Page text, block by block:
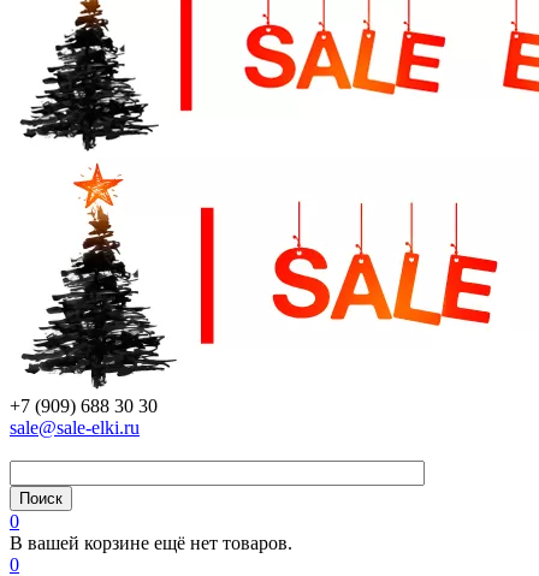
+7 (909) 688 30 30
sale@sale-elki.ru
0
В вашей корзине ещё нет товаров.
0